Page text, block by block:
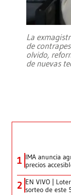
La
de
olvido,
de nuevas
1 IMA anuncia
precios
2 EN VIVO |
sorteo de este